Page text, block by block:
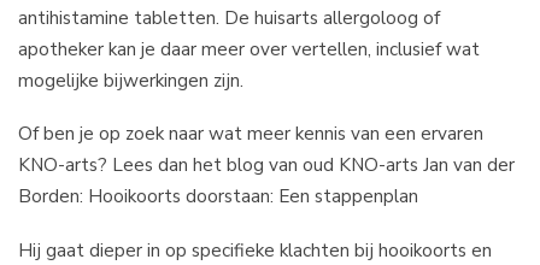
antihistamine tabletten. De huisarts allergoloog of
apotheker kan je daar meer over vertellen, inclusief wat
mogelijke bijwerkingen zijn.
Of ben je op zoek naar wat meer kennis van een ervaren
KNO-arts? Lees dan het blog van oud KNO-arts Jan van der
Borden: Hooikoorts doorstaan: Een stappenplan
Hij gaat dieper in op specifieke klachten bij hooikoorts en